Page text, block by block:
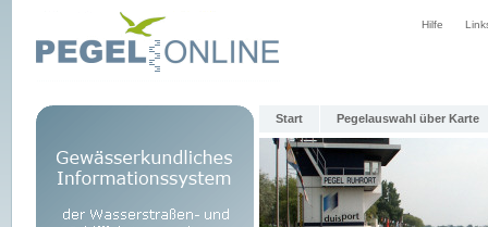
Hilfe
Start Pegelauswahl über Karte